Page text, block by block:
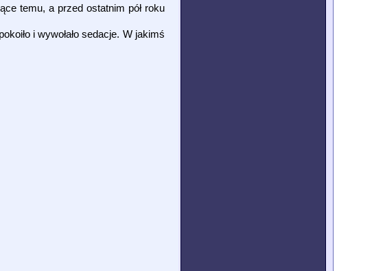
temu, a przed ostatnim pół roku
i wywołało sedacje. W jakimś